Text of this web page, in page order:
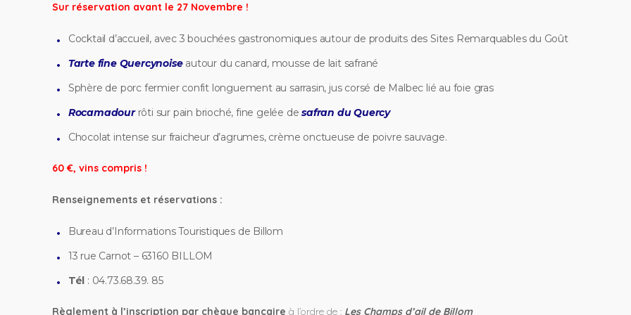
Sur réservation avant le 27 Novembre !
Cocktail d’accueil, avec 3 bouchées gastronomiques autour de produits des Sites Remarquables du Goût
Tarte fine Quercynoiseautour du canard, mousse de lait safrané
Sphère de porc fermier confit longuement au sarrasin, jus corsé de Malbec lié au foie gras
Rocamadour rôti sur pain brioché, fine gelée desafran du Quercy
Chocolat intense sur fraicheur d’agrumes, crème onctueuse de poivre sauvage.
60 €, vins compris !
Renseignements et réservations :
Bureau d’Informations Touristiques de Billom
13 rue Carnot – 63160 BILLOM
Tél : 04.73.68.39. 85
Règlement à l’inscription par chèque bancaire à l’ordre de : Les Champs d’ail de Billom